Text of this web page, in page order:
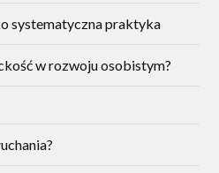
systematyczna praktyka
w rozwoju osobistym?